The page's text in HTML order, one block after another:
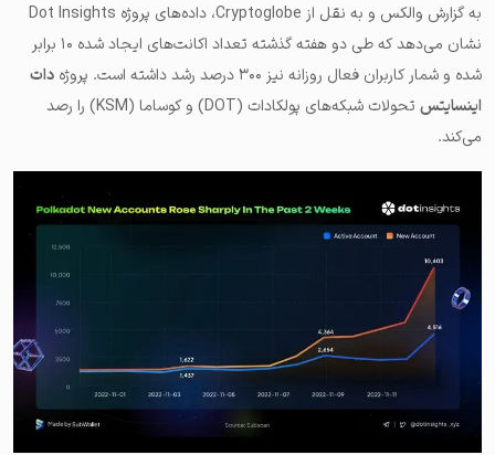
به گزارش والکس و به نقل از Cryptoglobe، داده‌های پروژه Dot Insights
نشان می‌دهد که طی دو هفته گذشته تعداد اکانت‌های ایجاد شده ۱۰ برابر
شده و شمار کاربران فعال روزانه نیز ۳۰۰ درصد رشد داشته است. پروژه
دات
اینسایتس تحولات شبکه‌های پولکادات (DOT) و کوساما
(KSM) را رصد
می‌کند.